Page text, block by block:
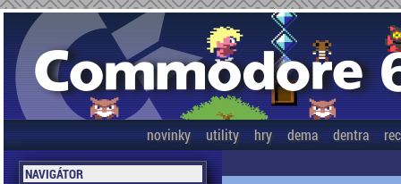
novinky utility hry dema dentra
NAVIGÁTOR